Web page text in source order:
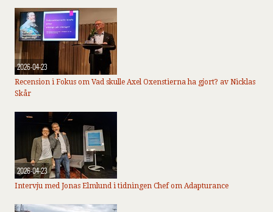
2026-04-23
Recension i Fokus om Vad skulle Axel Oxenstierna ha gjort? av Nicklas
Skår
2026-04-23
Intervju med Jonas Elmlund i tidningen Chef om Adapturance